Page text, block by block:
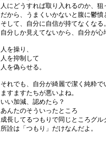
人にどうすれば取り入れるのか、狙
だから、うまくいかないと腹に鬱
そして、自分に自信が持てなくなる
自分しか見えてないから、自分が心
人を操り、
人を抑制して
人を偽らせる。
それでも、自分が綺麗で潔く純粋
ますますたちが悪いよね。
いい加減、認めたら？
あんたのそういったところ
成長してるつもりで同じところグ
所詮は「つもり」だけなんだよ。